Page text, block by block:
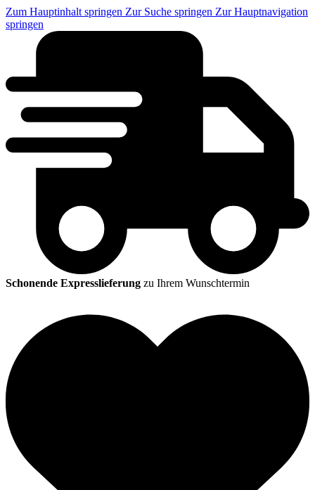
Zum Hauptinhalt springen Zur Suche springen Zur Hauptnavigation
springen
Schonende Expresslieferung zu Ihrem Wunschtermin